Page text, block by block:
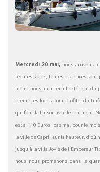
Mercredi 20 mai,nous arrivons à
régates Rolex, toutes les places
même nous amarrer à l’extérieur du
premières loges pour profiter du
qui font la liaison avec le continent.
est à 110 Euros, pas mal pour le
la ville de Capri, sur la hauteur, d’où
jusqu’à la villa Jovis de l’Empereur
nous nous promenons dans le